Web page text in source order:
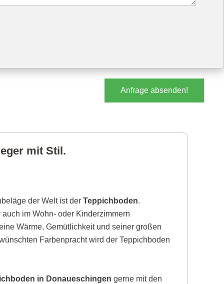
Anfrage absenden!
mit Stil.
der Welt ist derTeppichboden.
im Wohn- oder Kinderzimmern
Wärme, Gemütlichkeit und seiner großen
Farbenpracht wird der Teppichboden
in Donaueschingen gerne mit den